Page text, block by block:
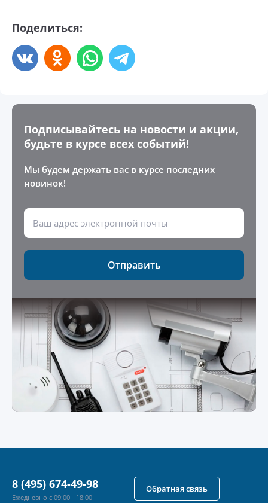
Поделиться:
Подписывайтесь на новости и акции,
будьте в курсе всех событий!
Мы будем держать вас в курсе последних
новинок!
Отправить
8 (495) 674-49-98
Ежедневно с 09:00 - 18:00
Обратная связь